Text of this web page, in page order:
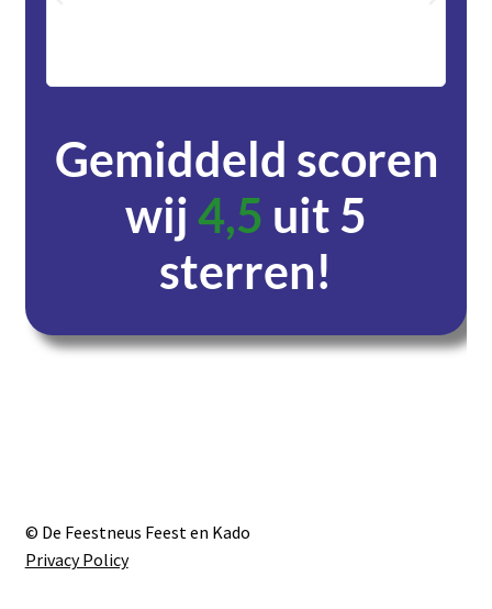
Gemiddeld scoren
wij4,5 uit 5
sterren!
© De Feestneus Feest en Kado
Privacy Policy